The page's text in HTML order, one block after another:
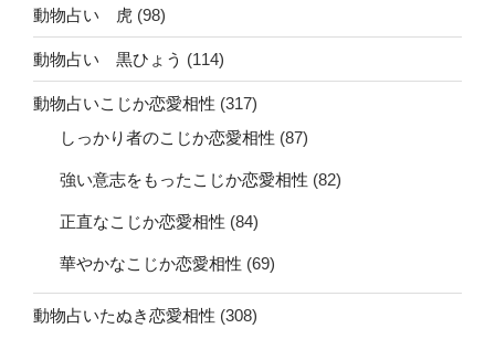
動物占い 虎 (98)
動物占い 黒ひょう (114)
動物占いこじか恋愛相性 (317)
しっかり者のこじか恋愛相性 (87)
強い意志をもったこじか恋愛相性 (82)
正直なこじか恋愛相性 (84)
華やかなこじか恋愛相性 (69)
動物占いたぬき恋愛相性 (308)